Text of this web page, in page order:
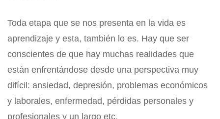
Toda etapa que se nos presenta en la vida es
aprendizaje y esta, también lo es. Hay que ser
conscientes de que hay muchas realidades que
están enfrentándose desde una perspectiva muy
difícil: ansiedad, depresión, problemas económicos
y laborales, enfermedad, pérdidas personales y
profesionales y un largo etc.